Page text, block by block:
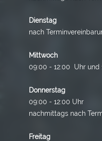
Dienstag
nach
Mittwoch
09:00 - 12:00 Uhr und
Donnerstag
09:00 - 12:00 Uhr
nachmittags nach
Freitag